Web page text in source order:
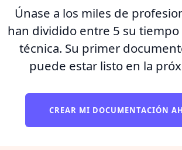
Únase a los miles de
han dividido entre 5 su tiempo
técnica. Su primer
puede estar listo en la
CREAR MI DOCUMENTACIÓN